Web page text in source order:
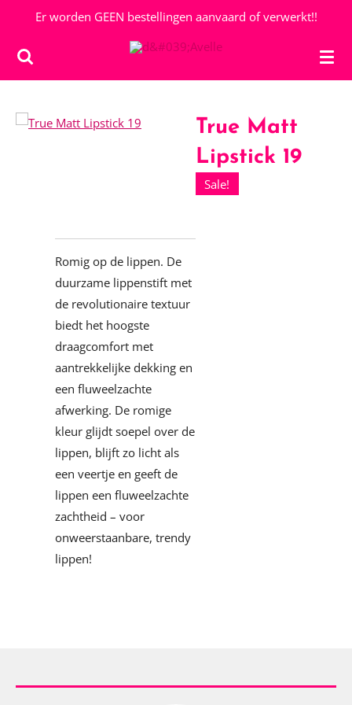
naar
de
Er worden GEEN bestellingen aanvaard of verwerkt!!
True Matt
Lipstick 19
Sale!
Romig op de lippen. De
duurzame lippenstift met
de revolutionaire textuur
biedt het hoogste
draagcomfort met
aantrekkelijke dekking en
een fluweelzachte
afwerking. De romige
kleur glijdt soepel over de
lippen, blijft zo licht als
een veertje en geeft de
lippen een fluweelzachte
zachtheid – voor
onweerstaanbare, trendy
lippen!